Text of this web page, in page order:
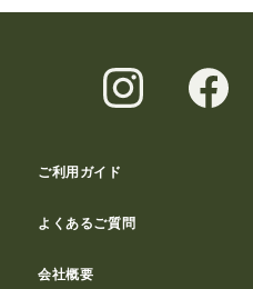
ご利用ガイド
よくあるご質問
会社概要